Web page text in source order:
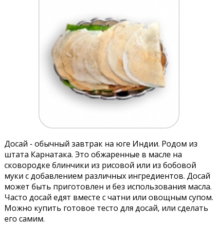
Досай - обычный завтрак на юге Индии. Родом из
штата Карнатака. Это обжаренные в масле на
сковородке блинчики из рисовой или из бобовой
муки с добавлением различных ингредиентов. Досай
может быть приготовлен и без использования масла.
Часто досай едят вместе с чатни или овощным супом.
Можно купить готовое тесто для досай, или сделать
его самим.